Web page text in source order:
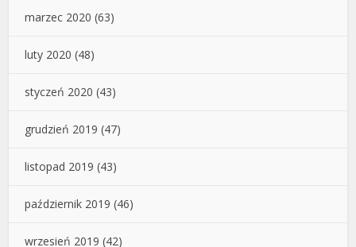
marzec 2020 (63)
luty 2020 (48)
styczeń 2020 (43)
grudzień 2019 (47)
listopad 2019 (43)
październik 2019 (46)
wrzesień 2019 (42)